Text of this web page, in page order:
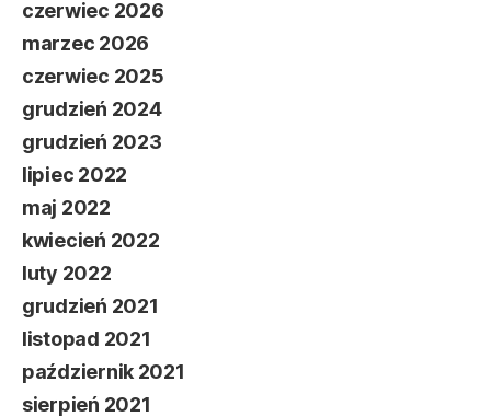
czerwiec 2026
marzec 2026
czerwiec 2025
grudzień 2024
grudzień 2023
lipiec 2022
maj 2022
kwiecień 2022
luty 2022
grudzień 2021
listopad 2021
październik 2021
sierpień 2021